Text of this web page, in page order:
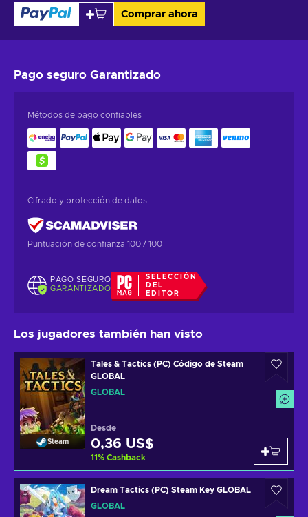
Comprar ahora
Pago seguro Garantizado
Métodos de pago confiables
Cifrado y protección de datos
Puntuación de confianza 100 / 100
PAGO SEGURO
GARANTIZADO
SELECCIÓN
DEL
EDITOR
Los jugadores también han visto
Steam
Tales & Tactics (PC) Código de Steam
GLOBAL
GLOBAL
Desde
0,36 US$
11% Cashback
Dream Tactics (PC) Steam Key GLOBAL
GLOBAL